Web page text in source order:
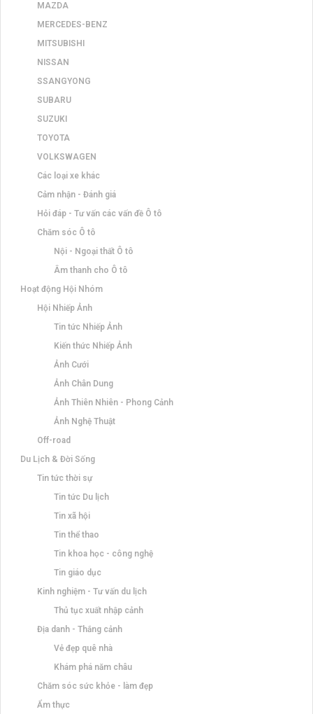
MAZDA
MERCEDES-BENZ
MITSUBISHI
NISSAN
SSANGYONG
SUBARU
SUZUKI
TOYOTA
VOLKSWAGEN
Các loại xe khác
Cảm nhận - Đánh giá
Hỏi đáp - Tư vấn các vấn đề Ô tô
Chăm sóc Ô tô
Nội - Ngoại thất Ô tô
Âm thanh cho Ô tô
Hoạt động Hội Nhóm
Hội Nhiếp Ảnh
Tin tức Nhiếp Ảnh
Kiến thức Nhiếp Ảnh
Ảnh Cưới
Ảnh Chân Dung
Ảnh Thiên Nhiên - Phong Cảnh
Ảnh Nghệ Thuật
Off-road
Du Lịch & Đời Sống
Tin tức thời sự
Tin tức Du lịch
Tin xã hội
Tin thể thao
Tin khoa học - công nghệ
Tin giáo dục
Kinh nghiệm - Tư vấn du lịch
Thủ tục xuất nhập cảnh
Địa danh - Thắng cảnh
Vẻ đẹp quê nhà
Khám phá năm châu
Chăm sóc sức khỏe - làm đẹp
Ẩm thực